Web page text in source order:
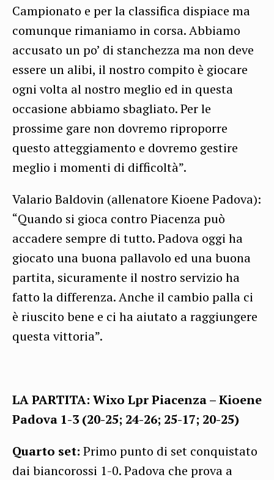
Campionato e per la classifica dispiace ma
comunque rimaniamo in corsa. Abbiamo
accusato un po’ di stanchezza ma non deve
essere un alibi, il nostro compito è giocare
ogni volta al nostro meglio ed in questa
occasione abbiamo sbagliato. Per le
prossime gare non dovremo riproporre
questo atteggiamento e dovremo gestire
meglio i momenti di difficoltà”.
Valario Baldovin (allenatore Kioene Padova):
“Quando si gioca contro Piacenza può
accadere sempre di tutto. Padova oggi ha
giocato una buona pallavolo ed una buona
partita, sicuramente il nostro servizio ha
fatto la differenza. Anche il cambio palla ci
è riuscito bene e ci ha aiutato a raggiungere
questa vittoria”.
LA PARTITA: Wixo Lpr Piacenza – Kioene
Padova 1-3 (20-25; 24-26; 25-17; 20-25)
Quarto set: Primo punto di set conquistato
dai biancorossi 1-0. Padova che prova a